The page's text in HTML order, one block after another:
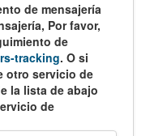
de mensajería
Por favor,
de
tracking. O si
otro servicio de
la lista de abajo
de